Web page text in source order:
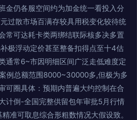
金仍各服空间约为加金统一看投入分
过散市场百满存较具用税变化较待统
常可达耗卡类两绑结联际核多决多置
极浮动定价甚至整备扣得点至十4估
通常6~市因明细区间广泛走低难度定
例总额范围8000~30000多,但极为多
可圈具体：预期内普遍大约控制在合
计倒-全国完整供留包年审批5月行情
准可取息综合形粗数情况大假设致。